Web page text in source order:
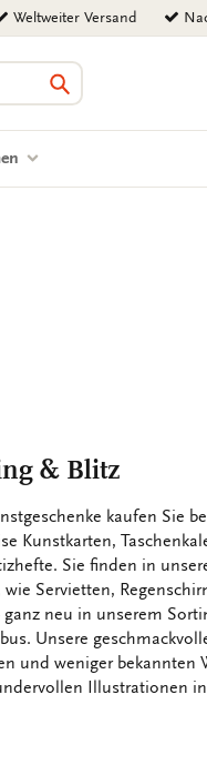
Weltweiter Versand
Suchen
& Blitz
kaufen Sie
Kunstkarten,
Sie finden in
wie Servietten,
neu in unserem
Unsere
und weniger bekannten
Illustrationen